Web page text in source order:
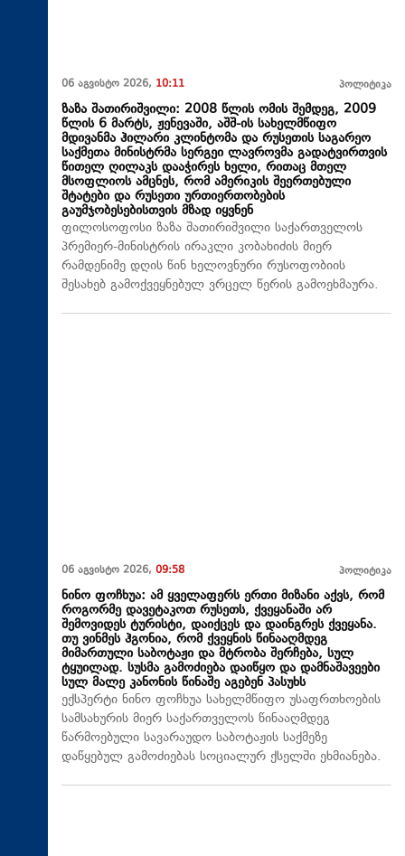
06 აგვისტო 2026, 10:11 პოლიტიკა
ზაზა შათირიშვილი: 2008 წლის ომის შემდეგ, 2009
წლის 6 მარტს, ჟენევაში, აშშ-ის სახელმწიფო
მდივანმა ჰილარი კლინტომა და რუსეთის საგარეო
საქმეთა მინისტრმა სერგეი ლავროვმა გადატვირთვის
წითელ ღილაკს დააჭირეს ხელი, რითაც მთელ
მსოფლიოს ამცნეს, რომ ამერიკის შეერთებული
შტატები და რუსეთი ურთიერთობების
გაუმჯობესებისთვის მზად იყვნენ
ფილოსოფოსი ზაზა შათირიშვილი საქართველოს
პრემიერ-მინისტრის ირაკლი კობახიძის მიერ
რამდენიმე დღის წინ ხელოვნური რუსოფობიის
შესახებ გამოქვეყნებულ ვრცელ წერის გამოეხმაურა.
06 აგვისტო 2026, 09:58 პოლიტიკა
ნინო ფოჩხუა: ამ ყველაფერს ერთი მიზანი აქვს, რომ
როგორმე დავეტაკოთ რუსეთს, ქვეყანაში არ
შემოვიდეს ტურისტი, დაიქცეს და დაინგრეს ქვეყანა.
თუ ვინმეს ჰგონია, რომ ქვეყნის წინააღმდეგ
მიმართული საბოტაჟი და მტრობა შერჩება, სულ
ტყუილად. სუსმა გამოძიება დაიწყო და დამნაშავეები
სულ მალე კანონის წინაშე აგებენ პასუხს
ექსპერტი ნინო ფოჩხუა სახელმწიფო უსაფრთხოების
სამსახურის მიერ საქართველოს წინააღმდეგ
წარმოებული სავარაუდო საბოტაჟის საქმეზე
დაწყებულ გამოძიებას სოციალურ ქსელში ეხმიანება.